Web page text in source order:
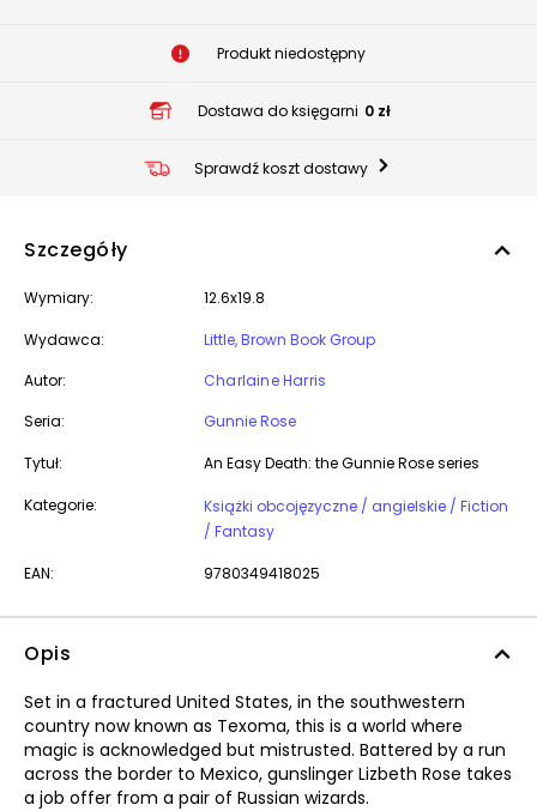
Produkt niedostępny
Dostawa do księgarni 0 zł
Sprawdź koszt dostawy
Szczegóły
Wymiary: 12.6x19.8
Wydawca:
Little, Brown Book Group
Autor:
Charlaine Harris
Seria:
Gunnie Rose
Tytuł: An Easy Death: the Gunnie Rose series
Kategorie:
Książki obcojęzyczne / angielskie / Fiction
/ Fantasy
EAN: 9780349418025
Opis
Set in a fractured United States, in the southwestern
country now known as Texoma, this is a world where
magic is acknowledged but mistrusted. Battered by a run
across the border to Mexico, gunslinger Lizbeth Rose takes
a job offer from a pair of Russian wizards.